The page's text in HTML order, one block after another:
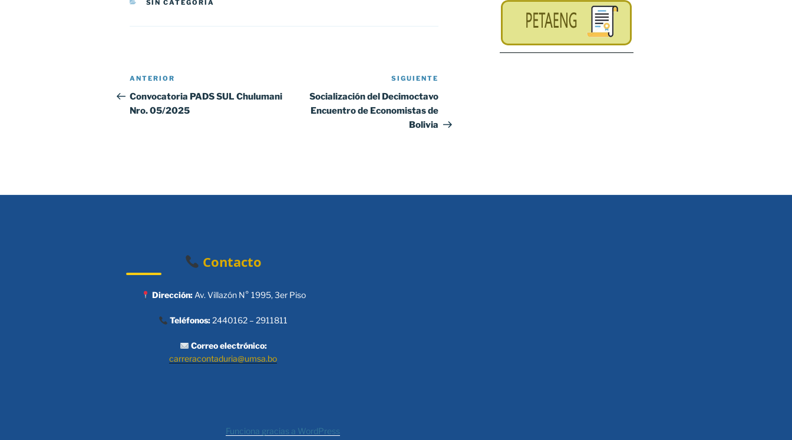
CATEGORÍAS
SIN CATEGORÍA
Navegación
de
entradas
Entrada
anterior:
ANTERIOR
Convocatoria PADS SUL Chulumani
Nro. 05/2025
entrada
SIGUIENTE
Socialización del Decimoctavo
Encuentro de Economistas de
Bolivia
Contacto
Dirección:Av. Villazón N° 1995, 3er Piso
Teléfonos:2440162 – 2911811
Correo electrónico:
carreracontaduria@umsa.bo
Funciona gracias a WordPress